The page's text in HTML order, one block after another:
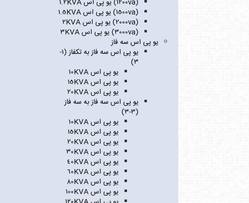
(1500va) یو پی اس 1.5KVA
(2000va) یو پی اس 2KVA
(3000va) یو پی اس 3KVA
یو پی اس سه فاز
یو پی اس سه فاز به تکفاز (1-
3)
یو پی اس 10KVA
یو پی اس 15KVA
یو پی اس 20KVA
یو پی اس سه فاز به سه فاز
(3-3)
یو پی اس 10KVA
یو پی اس 15KVA
یو پی اس 20KVA
یو پی اس 30KVA
یو پی اس 40KVA
یو پی اس 60KVA
یو پی اس 80KVA
یو پی اس 100KVA